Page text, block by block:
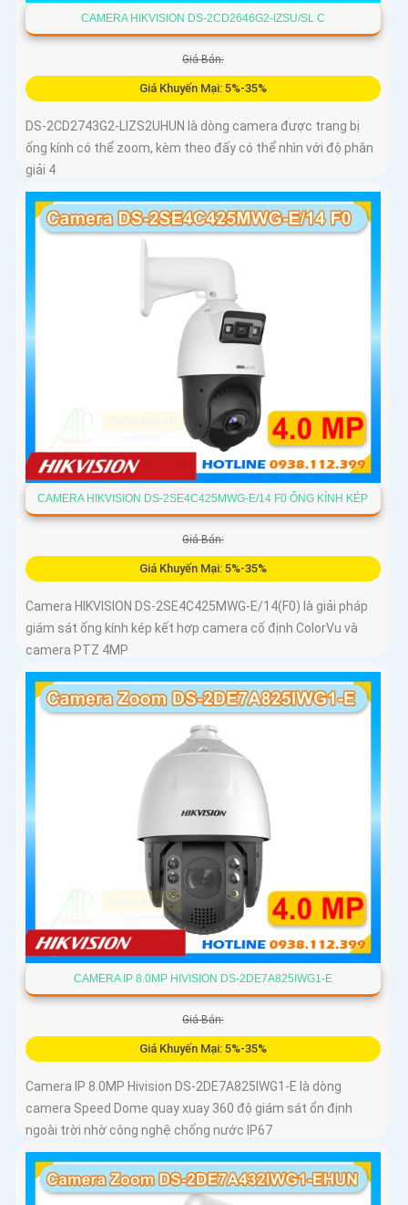
CAMERA HIKVISION DS-2CD2646G2-IZSU/SL C
Giá Bán:
Giá Khuyến Mại: 5%-35%
DS-2CD2743G2-LIZS2UHUN là dòng camera được trang bị
ống kính có thể zoom, kèm theo đấy có thể nhìn với độ phân
giải 4
CAMERA HIKVISION DS-2SE4C425MWG-E/14 F0 ỐNG KÍNH KÉP
Giá Bán:
Giá Khuyến Mại: 5%-35%
Camera HIKVISION DS-2SE4C425MWG-E/14(F0) là giải pháp
giám sát ống kính kép kết hợp camera cố định ColorVu và
camera PTZ 4MP
CAMERA IP 8.0MP HIVISION DS-2DE7A825IWG1-E
Giá Bán:
Giá Khuyến Mại: 5%-35%
Camera IP 8.0MP Hivision DS-2DE7A825IWG1-E là dòng
camera Speed Dome quay xuay 360 độ giám sát ổn định
ngoài trời nhờ công nghệ chống nước IP67